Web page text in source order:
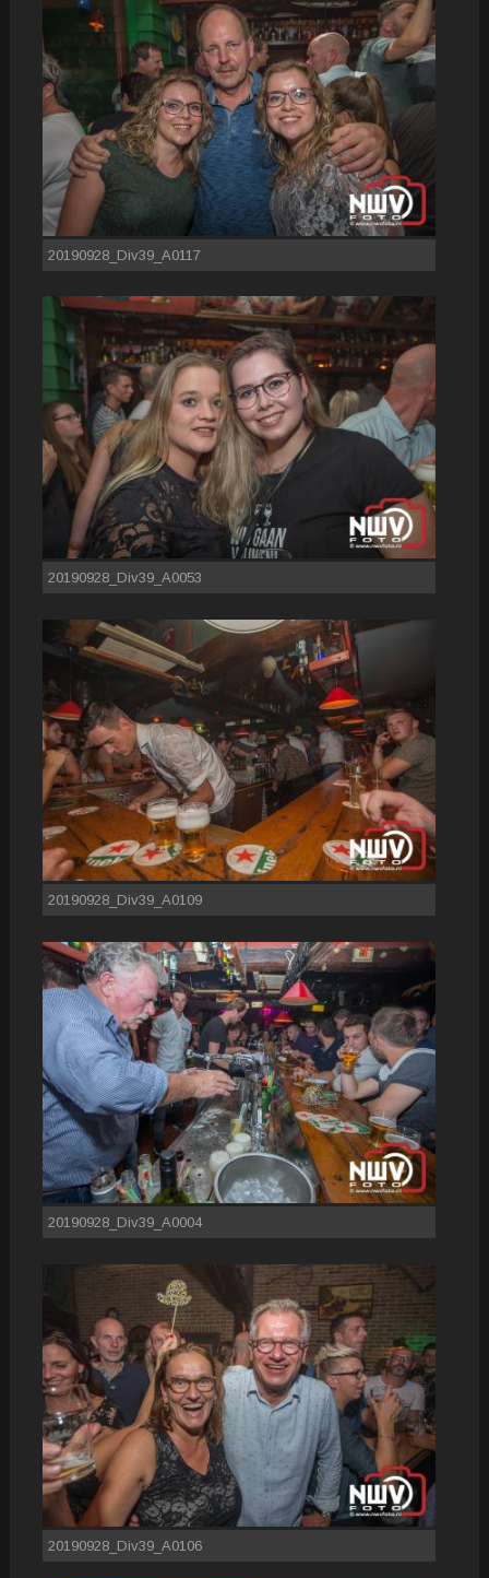
20190928_Div39_A0117
20190928_Div39_A0053
20190928_Div39_A0109
20190928_Div39_A0004
20190928_Div39_A0106